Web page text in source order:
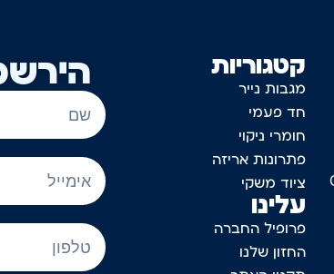
קטגוריות
מגבות נייר
חד פעמי
חומרי ניקוי
פתרונות אריזה
ציוד משקי
עלינו
פרופיל החברה
החזון שלנו